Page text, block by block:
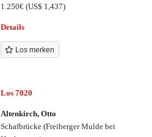
1.250€ (US$ 1,437)
Details
Los merken
Los 7020
Altenkirch, Otto
Schafbrücke (Freiberger Mulde bei